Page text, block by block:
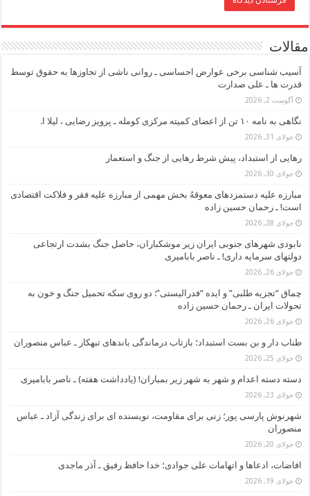
مقالات
آسیب شناسی برخی عوارض احساسی ـ روانی ناشی از تجاوزها به حقوق توسط
قدرت ها ـ علی صدارت
آگوست 2, 2026
نگاهی به نامه ۱۰ تن از اعضای کمیته مرکزی کومله ـ پرویز رضایی ، لیلا ا.
جولای 31, 2026
رهایی از استبداد، پیش شرط رهایی از جنگ و استعمار
جولای 30, 2026
مبارزه علیه دستمزدهای معوقهُ بخش مهمی از مبارزه علیه فقر و فلاکت اقتصادی
است! ـ رحمان حسین زاده
جولای 28, 2026
نابودی شهرهای جنوبی ایران زیر موشکباران، حاصل جنگ بشدت ارتجاعی
دولتهای سرمایه داری! ـ ناصر بابامیری
جولای 26, 2026
چماق “تجزیه طلبی” و ایده “فدرالیستی”: دو روی سکه تحمیل جنگ و خون به
تحولات ایران ـ رحمان حسین زاده
جولای 26, 2026
طناب دار و بن بست استبداد؛ بازتاب درماندگی باندهای تبهکار ـ عباس منصوران
جولای 25, 2026
دسته دسته اعدام و شهر به شهر زیر بمباران! (یادداشت هفته) ـ ناصر بابامیری
جولای 23, 2026
شهرنوش پارسی پور؛ زنی برای مقاومت، نویسنده ای برای زندگی آزاد ـ عباس
منصوران
جولای 20, 2026
افاضات، ادعاها و اتهامات علی جوادی؛ خدا حافظ رفیق ـ آذر ماجدی
جولای 19, 2026